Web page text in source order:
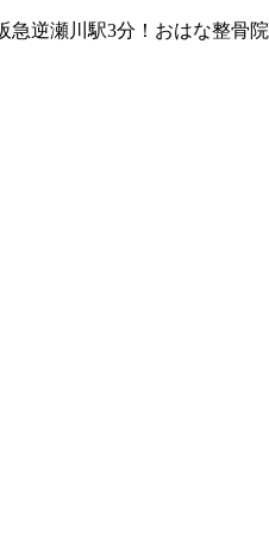
急逆瀬川駅3分！おはな整⾻院